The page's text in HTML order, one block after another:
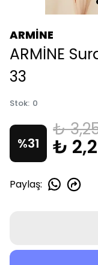
ARMİNE
ARMİNE
33
Stok: 0
%31
₺
₺
Paylaş: